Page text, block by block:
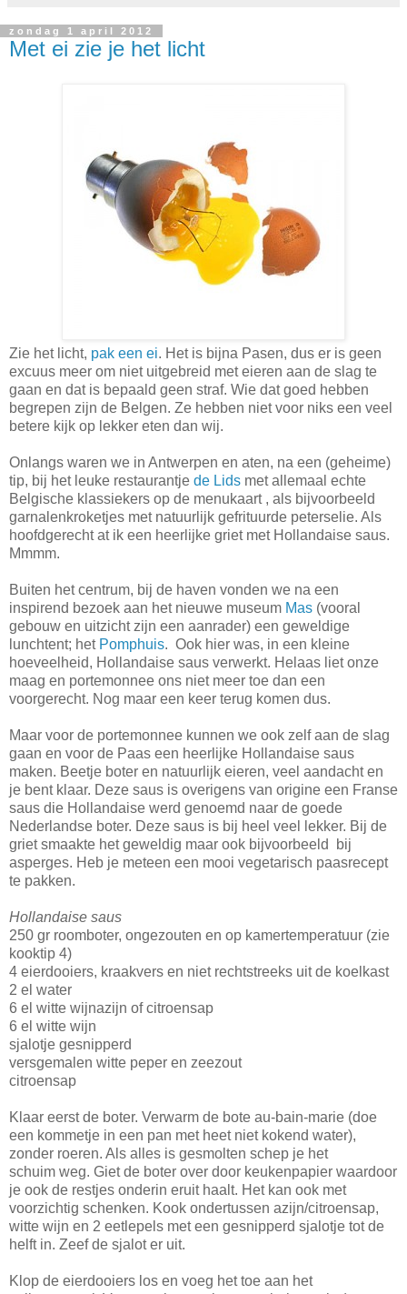
zondag 1 april 2012
Met ei zie je het licht
Zie het licht, pak een ei. Het is bijna Pasen, dus er is geen
excuus meer om niet uitgebreid met eieren aan de slag te
gaan en dat is bepaald geen straf. Wie dat goed hebben
begrepen zijn de Belgen. Ze hebben niet voor niks een veel
betere kijk op lekker eten dan wij.
Onlangs waren we in Antwerpen en aten, na een (geheime)
tip, bij het leuke restaurantje de Lids met allemaal echte
Belgische klassiekers op de menukaart , als bijvoorbeeld
garnalenkroketjes met natuurlijk gefrituurde peterselie. Als
hoofdgerecht at ik een heerlijke griet met Hollandaise saus.
Mmmm.
Buiten het centrum, bij de haven vonden we na een
inspirend bezoek aan het nieuwe museum Mas (vooral
gebouw en uitzicht zijn een aanrader) een geweldige
lunchtent; het Pomphuis. Ook hier was, in een kleine
hoeveelheid, Hollandaise saus verwerkt. Helaas liet onze
maag en portemonnee ons niet meer toe dan een
voorgerecht. Nog maar een keer terug komen dus.
Maar voor de portemonnee kunnen we ook zelf aan de slag
gaan en voor de Paas een heerlijke Hollandaise saus
maken. Beetje boter en natuurlijk eieren, veel aandacht en
je bent klaar. Deze saus is overigens van origine een Franse
saus die Hollandaise werd genoemd naar de goede
Nederlandse boter. Deze saus is bij heel veel lekker. Bij de
griet smaakte het geweldig maar ook bijvoorbeeld bij
asperges. Heb je meteen een mooi vegetarisch paasrecept
te pakken.
Hollandaise saus
250 gr roomboter, ongezouten en op kamertemperatuur (zie
kooktip 4)
4 eierdooiers, kraakvers en niet rechtstreeks uit de koelkast
2 el water
6 el witte wijnazijn of citroensap
6 el witte wijn
sjalotje gesnipperd
versgemalen witte peper en zeezout
citroensap
Klaar eerst de boter. Verwarm de bote au-bain-marie (doe
een kommetje in een pan met heet niet kokend water),
zonder roeren. Als alles is gesmolten schep je het
schuim weg. Giet de boter over door keukenpapier waardoor
je ook de restjes onderin eruit haalt. Het kan ook met
voorzichtig schenken. Kook ondertussen azijn/citroensap,
witte wijn en 2 eetlepels met een gesnipperd sjalotje tot de
helft in. Zeef de sjalot er uit.
Klop de eierdooiers los en voeg het toe aan het